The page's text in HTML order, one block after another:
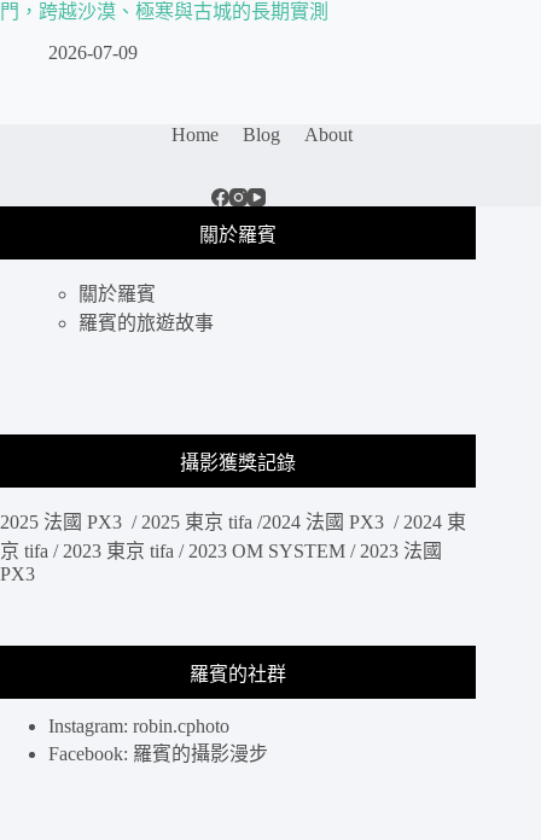
門，跨越沙漠、極寒與古城的長期實測
2026-07-09
Home Blog About
關於羅賓
關於羅賓
羅賓的旅遊故事
攝影獲獎記錄
2025 法國 PX3 / 2025 東京 tifa /2024 法國 PX3 / 2024 東
京 tifa / 2023 東京 tifa / 2023 OM SYSTEM / 2023 法國
PX3
羅賓的社群
Instagram: robin.cphoto
Facebook: 羅賓的攝影漫步